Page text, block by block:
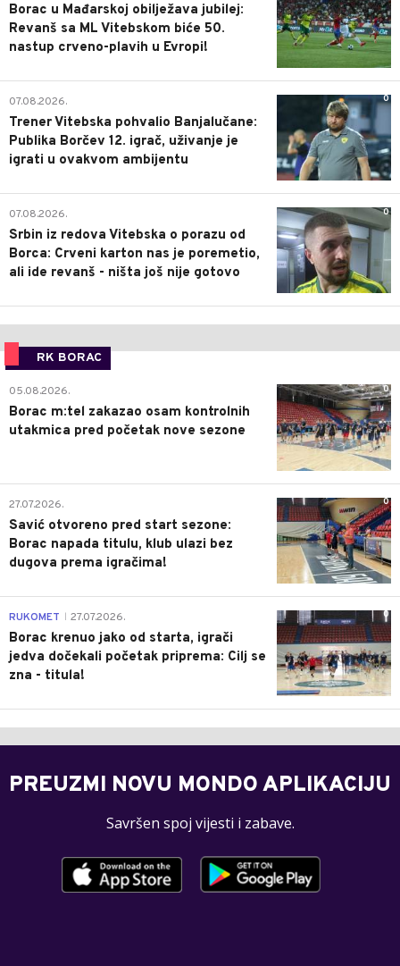
Borac u Mađarskoj obilježava jubilej:
Revanš sa ML Vitebskom biće 50.
nastup crveno-plavih u Evropi!
0
07.08.2026.
Trener Vitebska pohvalio Banjalučane:
Publika Borčev 12. igrač, uživanje je
igrati u ovakvom ambijentu
0
07.08.2026.
Srbin iz redova Vitebska o porazu od
Borca: Crveni karton nas je poremetio,
ali ide revanš - ništa još nije gotovo
RK BORAC
0
05.08.2026.
Borac m:tel zakazao osam kontrolnih
utakmica pred početak nove sezone
0
27.07.2026.
Savić otvoreno pred start sezone:
Borac napada titulu, klub ulazi bez
dugova prema igračima!
0
RUKOMET 27.07.2026.
Borac krenuo jako od starta, igrači
jedva dočekali početak priprema: Cilj se
zna - titula!
PREUZMI NOVU MONDO APLIKACIJU
Savršen spoj vijesti i zabave.